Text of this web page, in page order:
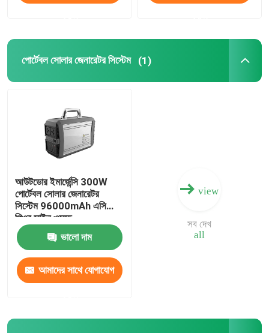
পোর্টেবল সোলার জেনারেটর সিস্টেম (1)
আউটডোর ইমার্জেন্সি 300W
পোর্টেবল সোলার জেনারেটর
সিস্টেম 96000mAh এসি
পিওর সাইন ওয়েভ
ভালো দাম
আমাদের সাথে যোগাযোগ
view
all
সব দেখ